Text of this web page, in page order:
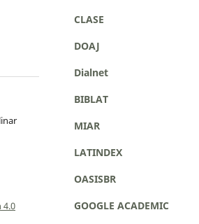
4.0
CLASE
DOAJ
Dialnet
BIBLAT
MIAR
LATINDEX
OASISBR
GOOGLE ACADEMIC